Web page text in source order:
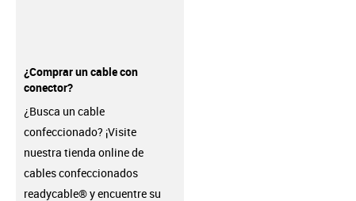
¿Comprar un cable con
conector?
¿Busca un cable
confeccionado? ¡Visite
nuestra tienda online de
cables confeccionados
readycable® y encuentre su